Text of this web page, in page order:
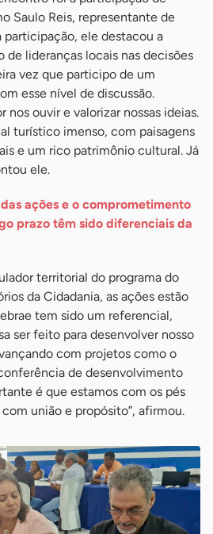
Saulo Reis, representante de
participação, ele destacou a
de lideranças locais nas decisões
vez que participo de um
esse nível de discussão.
nos ouvir e valorizar nossas ideias.
turístico imenso, com paisagens
e um rico patrimônio cultural. Já
ele.
ações e o comprometimento
prazo têm sido diferenciais da
territorial do programa do
da Cidadania, as ações estão
tem sido um referencial,
ser feito para desenvolver nosso
com projetos como o
de desenvolvimento
é que estamos com os pés
união e propósito”, afirmou.